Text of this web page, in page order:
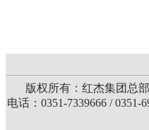
版权所有：红杰集团总
电话：0351-7339666 / 0351-